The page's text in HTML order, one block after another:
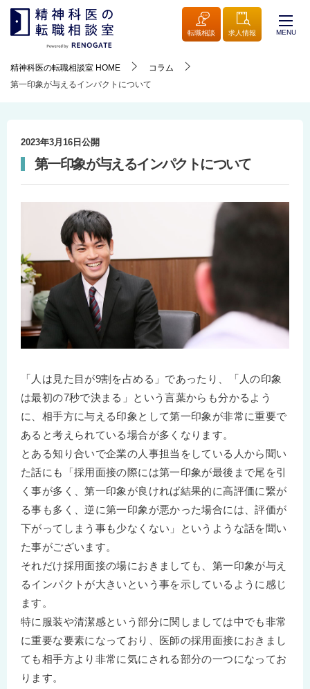
転職相談 求人情報 MENU
精神科医の転職相談室 HOME
コラム
第一印象が与えるインパクトについて
2023年3月16日 公開
第一印象が与えるインパクトについて
「人は見た目が9割を占める」であったり、「人の印象
は最初の7秒で決まる」という言葉からも分かるよう
に、相手方に与える印象として第一印象が非常に重要で
あると考えられている場合が多くなります。
とある知り合いで企業の人事担当をしている人から聞い
た話にも「採用面接の際には第一印象が最後まで尾を引
く事が多く、第一印象が良ければ結果的に高評価に繋が
る事も多く、逆に第一印象が悪かった場合には、評価が
下がってしまう事も少なくない」というような話を聞い
た事がございます。
それだけ採用面接の場におきましても、第一印象が与え
るインパクトが大きいという事を示しているように感じ
ます。
特に服装や清潔感という部分に関しましては中でも非常
に重要な要素になっており、医師の採用面接におきまし
ても相手方より非常に気にされる部分の一つになってお
ります。